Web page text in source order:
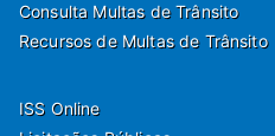
Consulta Multas de Trânsito
Recursos de Multas de Trânsito
ISS Online